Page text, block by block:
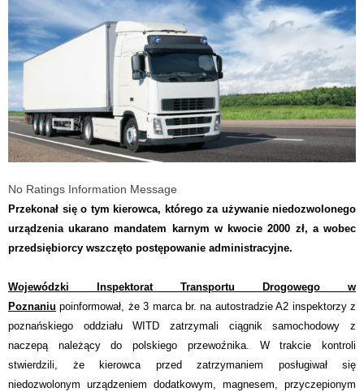
No Ratings Information Message
Przekonał się o tym kierowca, którego za używanie niedozwolonego
urządzenia ukarano mandatem karnym w kwocie 2000 zł, a wobec
przedsiębiorcy wszczęto postępowanie administracyjne.
Wojewódzki Inspektorat Transportu Drogowego w
Poznaniu poinformował, że 3 marca br. na autostradzie A2 inspektorzy z
poznańskiego oddziału WITD zatrzymali ciągnik samochodowy z
naczepą należący do polskiego przewoźnika. W trakcie kontroli
stwierdzili, że kierowca przed zatrzymaniem posługiwał się
niedozwolonym urządzeniem dodatkowym, magnesem, przyczepionym